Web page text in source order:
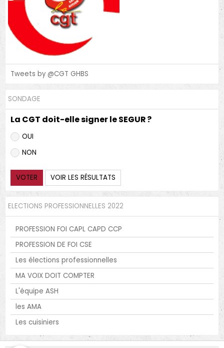
Tweets by @CGT GHBS
SONDAGE
La CGT doit-elle signer le SEGUR ?
OUI
NON
VOTER VOIR LES RÉSULTATS
ELECTIONS PROFESSIONNELLES 2022
PROFESSION FOI CAPL CAPD CCP
PROFESSION DE FOI CSE
Les élections professionnelles
MA VOIX DOIT COMPTER
L'équipe ASH
les AMA
Les cuisiniers